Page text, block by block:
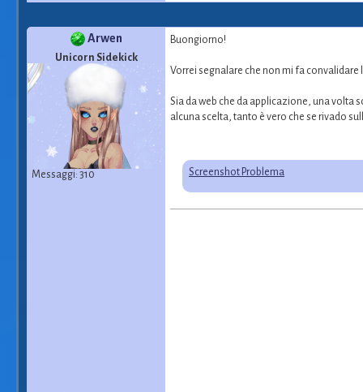
Arwen
Unicorn Sidekick
Messaggi: 310
Buongiorno!
Vorrei segnalare che non mi fa convalidare
Sia da web che da applicazione, una volta
alcuna scelta, tanto è vero che se rivado
Screenshot Problema